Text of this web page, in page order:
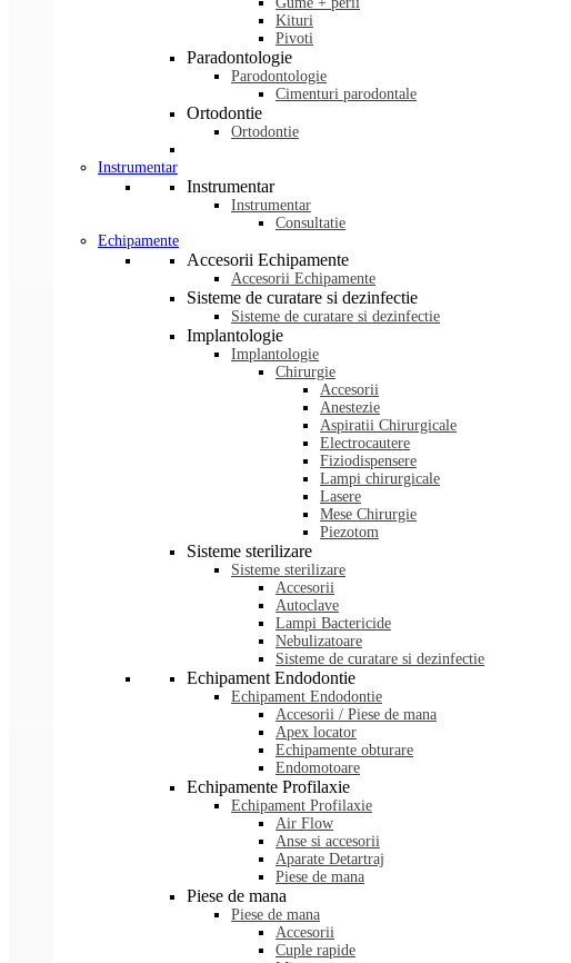
Kituri
Pivoti
Paradontologie
Parodontologie
Cimenturi parodontale
Ortodontie
Ortodontie
Instrumentar
Instrumentar
Instrumentar
Consultatie
Echipamente
Accesorii Echipamente
Accesorii Echipamente
Sisteme de curatare si dezinfectie
Sisteme de curatare si dezinfectie
Implantologie
Implantologie
Chirurgie
Accesorii
Anestezie
Aspiratii Chirurgicale
Electrocautere
Fiziodispensere
Lampi chirurgicale
Lasere
Mese Chirurgie
Piezotom
Sisteme sterilizare
Sisteme sterilizare
Accesorii
Autoclave
Lampi Bactericide
Nebulizatoare
Sisteme de curatare si dezinfectie
Echipament Endodontie
Echipament Endodontie
Accesorii / Piese de mana
Apex locator
Echipamente obturare
Endomotoare
Echipamente Profilaxie
Echipament Profilaxie
Air Flow
Anse si accesorii
Aparate Detartraj
Piese de mana
Piese de mana
Piese de mana
Accesorii
Cuple rapide